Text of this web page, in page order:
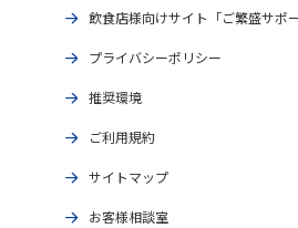
飲食店様向けサイト「ご繁盛サポ
プライバシーポリシー
推奨環境
ご利用規約
サイトマップ
お客様相談室